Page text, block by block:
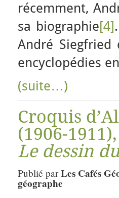
récemment,
sa biographie[4]
André Siegfried
encyclopédies
(suite…)
Croquis
(1906-
Le dessin
Publié parLes Cafés
géographe